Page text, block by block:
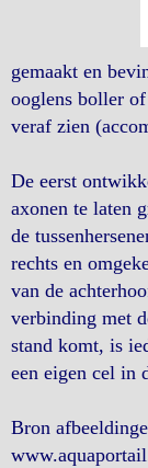
gemaakt en
ooglens boller
veraf zien
De eerst
axonen te laten
de
rechts en
van de
verbinding met
stand komt, is
een eigen cel in
Bron